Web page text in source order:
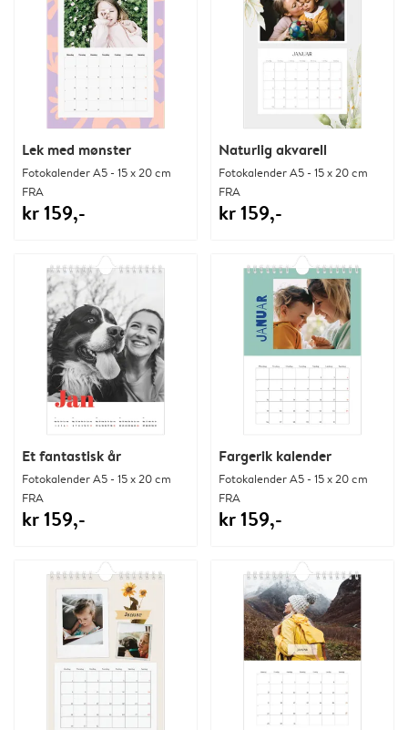
Lek med mønster
Fotokalender A5 - 15 x 20 cm
FRA
kr 159,-
Naturlig akvarell
Fotokalender A5 - 15 x 20 cm
FRA
kr 159,-
Et fantastisk år
Fotokalender A5 - 15 x 20 cm
FRA
kr 159,-
Fargerik kalender
Fotokalender A5 - 15 x 20 cm
FRA
kr 159,-